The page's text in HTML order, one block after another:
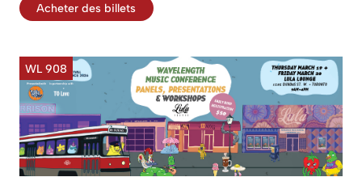
Acheter des billets
WL 908